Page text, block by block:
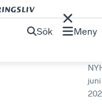
Sök Meny
juni